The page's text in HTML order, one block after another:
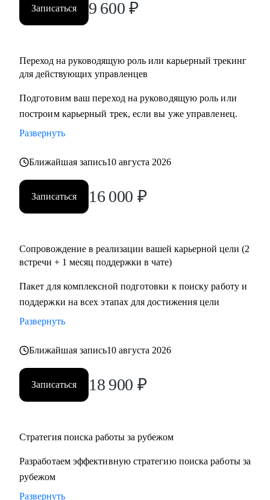
Записаться 9 600 ₽
Переход на руководящую роль или карьерный трекинг
для действующих управленцев
Подготовим ваш переход на руководящую роль или
построим карьерный трек, если вы уже управленец.
Развернуть
Ближайшая запись10 августа 2026
Записаться 16 000 ₽
Сопровождение в реализации вашей карьерной цели (2
встречи + 1 месяц поддержки в чате)
Пакет для комплексной подготовки к поиску работу и
поддержки на всех этапах для достижения цели
Развернуть
Ближайшая запись10 августа 2026
Записаться 18 900 ₽
Стратегия поиска работы за рубежом
Разработаем эффективную стратегию поиска работы за
рубежом
Развернуть